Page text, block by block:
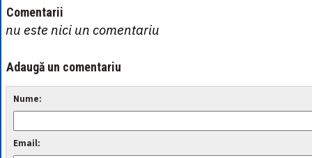
Comentarii
nu este nici un comentariu
Adaugă un comentariu
Nume:
Email: